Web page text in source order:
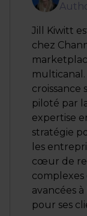
Jill Kiwitt
chez
multicanal.
piloté par
expertise
stratégie
les
cœur de
complexes
avancées
pour ses